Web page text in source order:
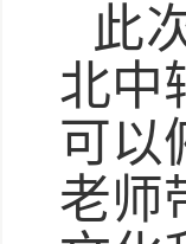
此
北中
可以
老师